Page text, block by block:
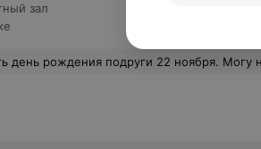
зал
все остались довольны и отмассажированы по 2 раза))).6. Отдельная благодарность администратору, этой чудесной, душевной женщине, которая покажет, расскажет, поможет и всё это с такой лучезарной улыбкой прям мммм!!7. Подсветка обстановки идёт быть различная, для настроения приятно. 8. Маленький холодильник, который был очень кстати, у нас был торт. Минусы: 1. 2 душевые лейки надо отремонтировать, вода брызжет из щелей.2. Ручка в парилке ооочень горячая. 3. Место отведенное под